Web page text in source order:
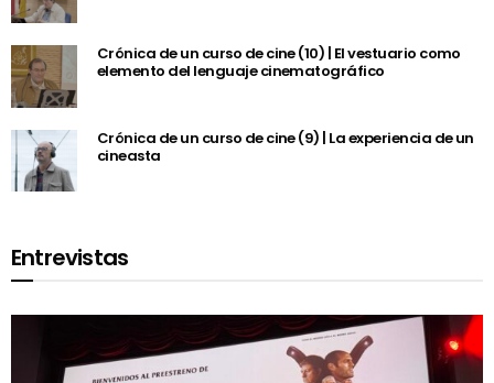
Crónica de un curso de cine (10) | El vestuario como
elemento del lenguaje cinematográfico
Crónica de un curso de cine (9) | La experiencia de un
cineasta
Entrevistas